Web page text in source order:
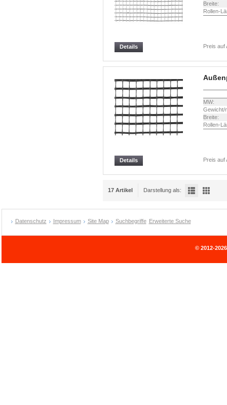
Breite:
Rollen-
Preis auf
Details
MW:
Gewicht/
Breite:
Rollen-
Preis auf
Details
17 Artikel Darstellung als:
Datenschutz Impressum Site Map Suchbegriffe Erweiterte Suche
© 2012-